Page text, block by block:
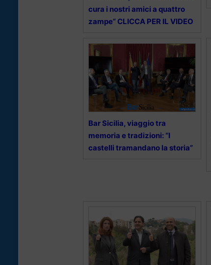
cura i nostri amici a quattro
zampe” CLICCA PER IL VIDEO
Bar Sicilia, viaggio tra
memoria e tradizioni: “I
castelli tramandano la storia”